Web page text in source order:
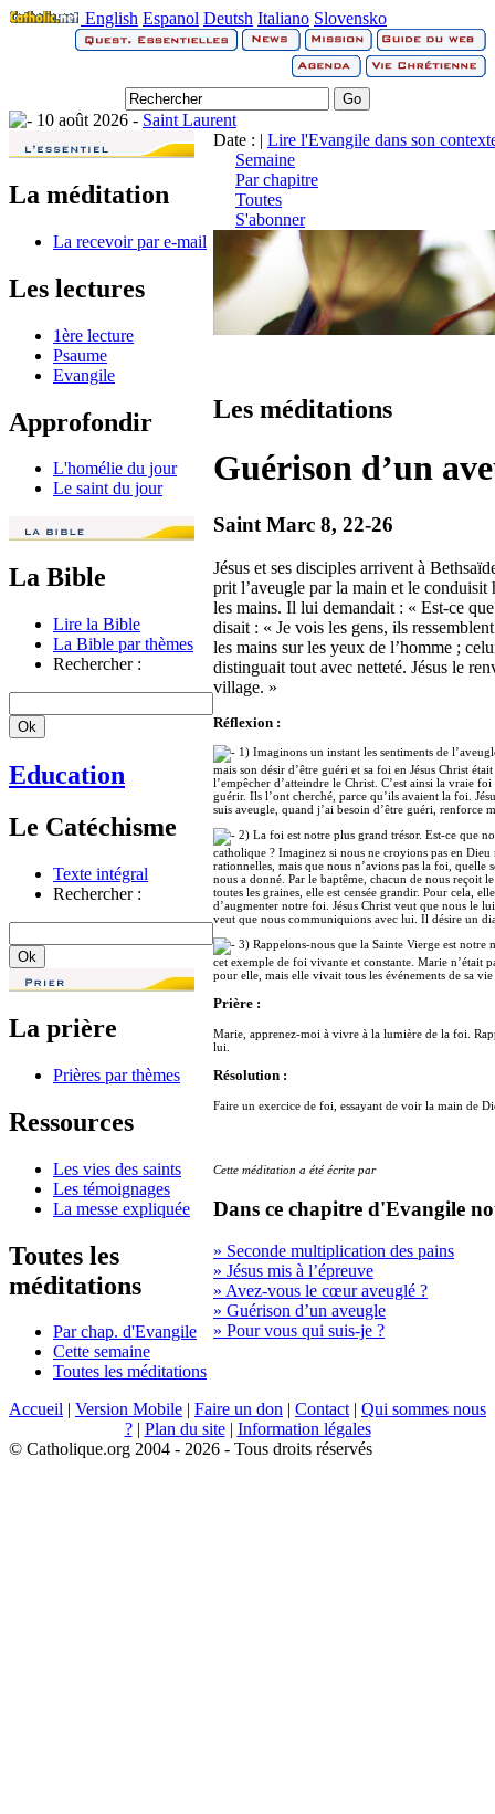
English Espanol Deutsh Italiano Slovensko
10 août 2026 - Saint Laurent
La méditation
La recevoir par e-mail
Les lectures
1ère lecture
Psaume
Evangile
Approfondir
L'homélie du jour
Le saint du jour
La Bible
Lire la Bible
La Bible par thèmes
Rechercher :
Education
Le Catéchisme
Texte intégral
Rechercher :
La prière
Prières par thèmes
Ressources
Les vies des saints
Les témoignages
La messe expliquée
Toutes les
méditations
Par chap. d'Evangile
Cette semaine
Toutes les méditations
Date : | Lire l'Evangile dans son
Semaine
Par chapitre
Toutes
S'abonner
Les méditations
Guérison d’un
Saint Marc 8, 22-26
Jésus et ses disciples arrivent à
prit l’aveugle par la main et le
les mains. Il lui demandait : « Est-ce
disait : « Je vois les gens, ils
les mains sur les yeux de l’homme ;
distinguait tout avec netteté. Jésus le
village. »
Réflexion :
1) Imaginons un instant les sentiments de
mais son désir d’être guéri et sa foi en Jésus Christ
l’empêcher d’atteindre le Christ. C’est ainsi la vraie
guérir. Ils l’ont cherché, parce qu’ils avaient la foi.
suis aveugle, quand j’ai besoin d’être guéri, renforce
2) La foi est notre plus grand trésor. Est-ce que
catholique ? Imaginez si nous ne croyions pas en Dieu
rationnelles, mais que nous n’avions pas la foi,
nous a donné. Par le baptême, chacun de nous reçoit
toutes les graines, elle est censée grandir. Pour cela,
d’augmenter notre foi. Jésus Christ veut que nous le
veut que nous communiquions avec lui. Il désire un
3) Rappelons-nous que la Sainte Vierge est
cet exemple de foi vivante et constante. Marie n’était
pour elle, mais elle vivait tous les événements de sa
Prière :
Marie, apprenez-moi à vivre à la lumière de la foi.
lui.
Résolution :
Faire un exercice de foi, essayant de voir la main de
Cette méditation a été écrite par
Dans ce chapitre d'Evangile
» Seconde multiplication des pains
» Jésus mis à l’épreuve
» Avez-vous le cœur aveuglé ?
» Guérison d’un aveugle
» Pour vous qui suis-je ?
Accueil | Version Mobile | Faire un don | Contact | Qui sommes nous
?| Plan du site| Information légales
© Catholique.org 2004 - 2026 - Tous droits réservés